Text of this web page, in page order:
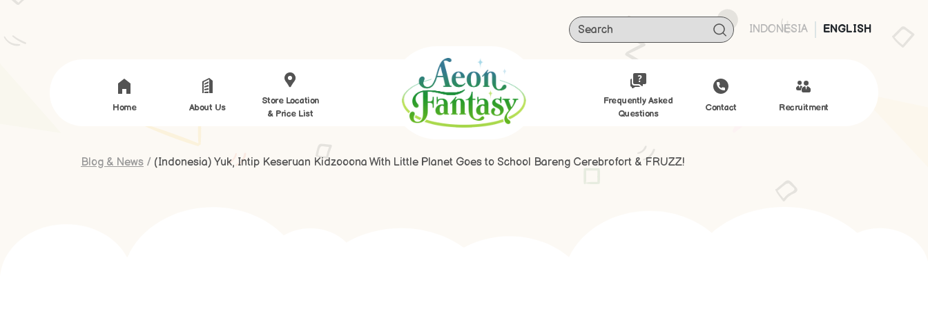
INDONESIA ENGLISH
Home About Us
Store Location
& Price List
Frequently Asked
Questions
Contact Recruitment
Blog & News / (Indonesia) Yuk, Intip Keseruan Kidzooona With Little Planet Goes to School Bareng Cerebrofort & FRUZZ!